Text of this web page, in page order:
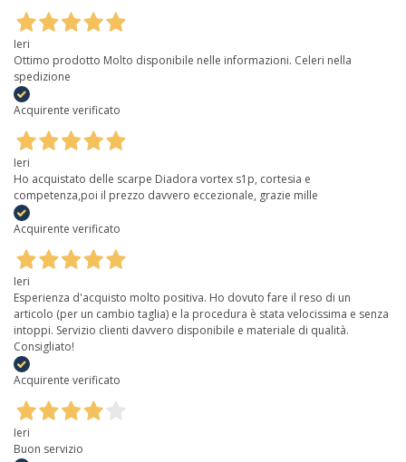
Ieri
Ottimo prodotto Molto disponibile nelle informazioni. Celeri nella
spedizione
Acquirente verificato
Ieri
Ho acquistato delle scarpe Diadora vortex s1p, cortesia e
competenza,poi il prezzo davvero eccezionale, grazie mille
Acquirente verificato
Ieri
Esperienza d'acquisto molto positiva. Ho dovuto fare il reso di un
articolo (per un cambio taglia) e la procedura è stata velocissima e senza
intoppi. Servizio clienti davvero disponibile e materiale di qualità.
Consigliato!
Acquirente verificato
Ieri
Buon servizio